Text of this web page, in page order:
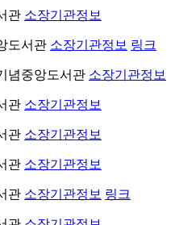
관 소장기관정보
도서관 소장기관정보 링크
념중앙도서관 소장기관정보
관 소장기관정보
관 소장기관정보
관 소장기관정보
관 소장기관정보 링크